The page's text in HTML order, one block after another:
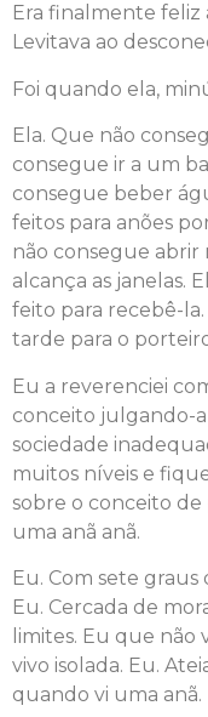
Era finalmente feliz
Levitava ao
Foi quando ela,
Ela. Que não
consegue ir a um
consegue beber
feitos para anões
não consegue
alcança as janelas.
feito para recebê-
tarde para o
Eu a reverenciei
conceito julgando-
sociedade
muitos níveis e
sobre o conceito
uma anã anã.
Eu. Com sete
Eu. Cercada de
limites. Eu que não
vivo isolada. Eu.
quando vi uma anã.